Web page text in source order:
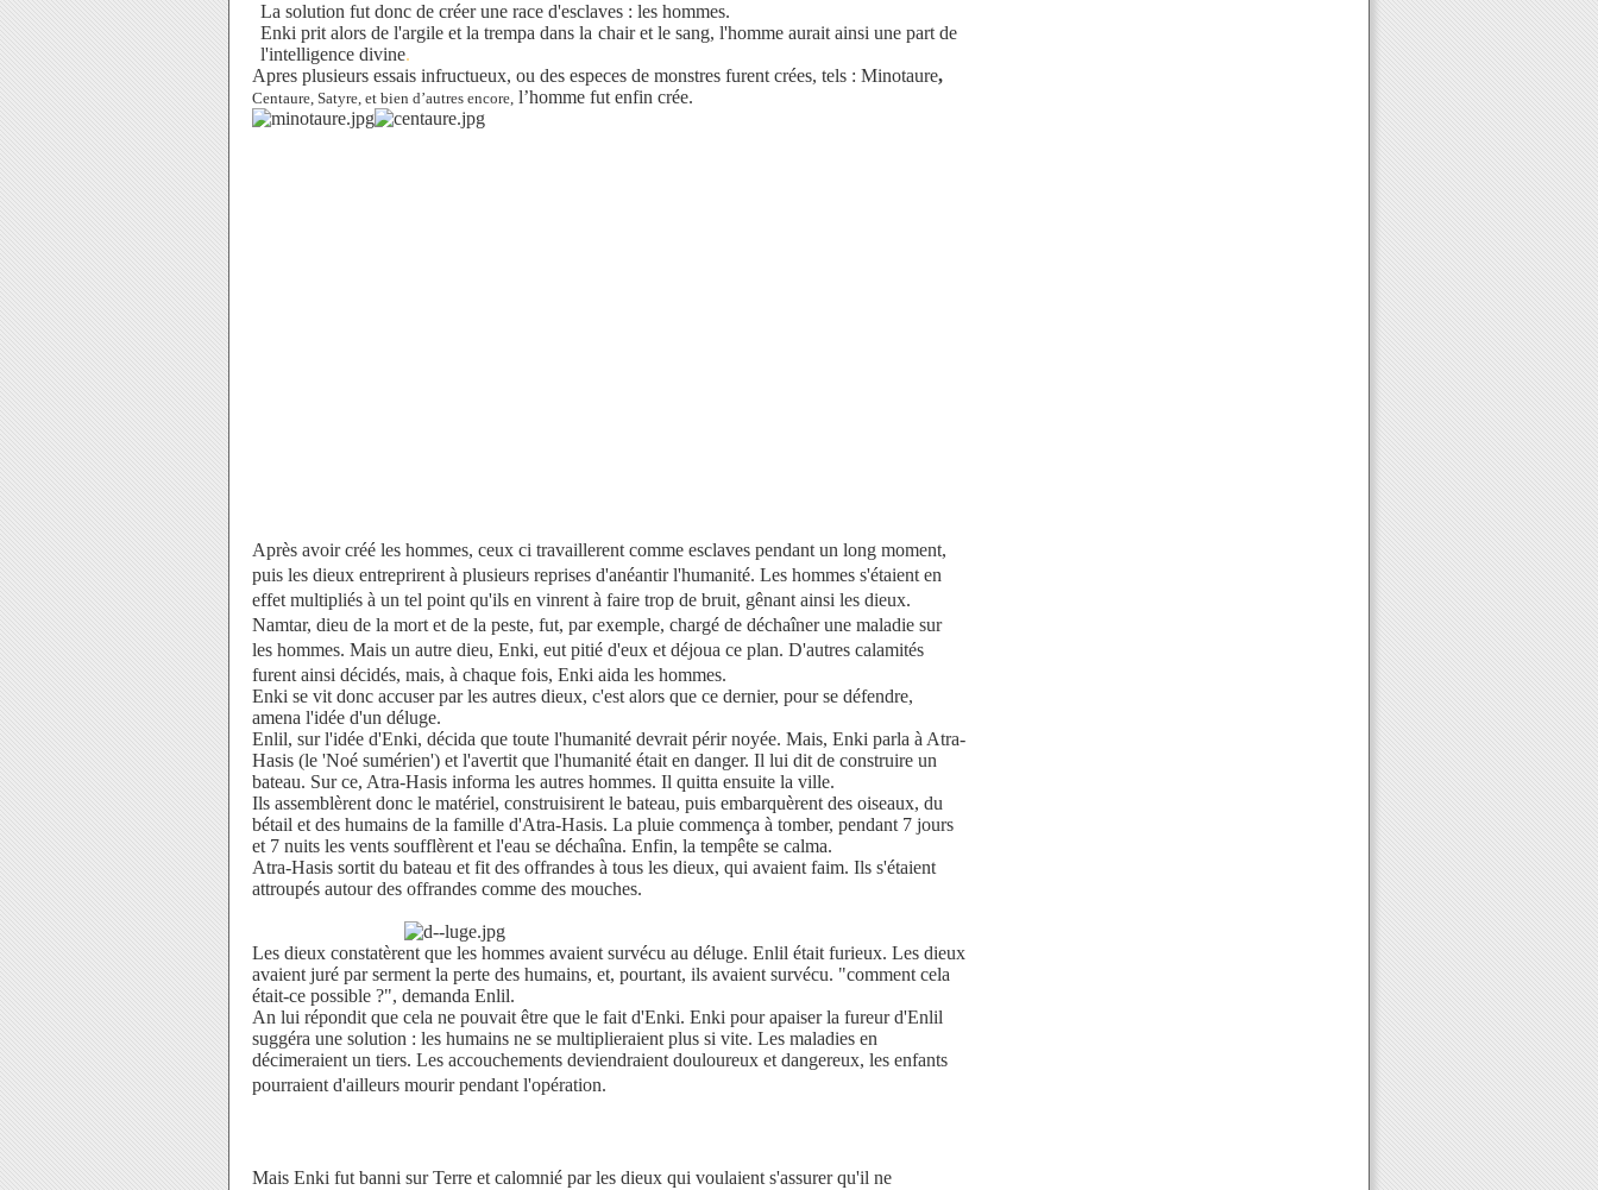
La solution fut donc de créer une race d'esclaves : les hommes.
Enki prit alors de l'argile et la trempa dans la chair et le sang, l'homme aurait ainsi une part de
l'intelligence divine.
Apres plusieurs essais infructueux, ou des especes de monstres furent crées, tels : Minotaure,
Centaure, Satyre, et bien d’autres encore, l’homme fut enfin crée.
Après avoir créé les hommes, ceux ci travaillerent comme esclaves pendant un long moment,
puis les dieux entreprirent à plusieurs reprises d'anéantir l'humanité. Les hommes s'étaient en
effet multipliés à un tel point qu'ils en vinrent à faire trop de bruit, gênant ainsi les dieux.
Namtar, dieu de la mort et de la peste, fut, par exemple, chargé de déchaîner une maladie sur
les hommes. Mais un autre dieu, Enki, eut pitié d'eux et déjoua ce plan. D'autres calamités
furent ainsi décidés, mais, à chaque fois, Enki aida les hommes.
Enki se vit donc accuser par les autres dieux, c'est alors que ce dernier, pour se défendre,
amena l'idée d'un déluge.
Enlil, sur l'idée d'Enki, décida que toute l'humanité devrait périr noyée. Mais, Enki parla à Atra-
Hasis (le 'Noé sumérien') et l'avertit que l'humanité était en danger. Il lui dit de construire un
bateau. Sur ce, Atra-Hasis informa les autres hommes. Il quitta ensuite la ville.
Ils assemblèrent donc le matériel, construisirent le bateau, puis embarquèrent des oiseaux, du
bétail et des humains de la famille d'Atra-Hasis. La pluie commença à tomber, pendant 7 jours
et 7 nuits les vents soufflèrent et l'eau se déchaîna. Enfin, la tempête se calma.
Atra-Hasis sortit du bateau et fit des offrandes à tous les dieux, qui avaient faim. Ils s'étaient
attroupés autour des offrandes comme des mouches.
Les dieux constatèrent que les hommes avaient survécu au déluge. Enlil était furieux. Les dieux
avaient juré par serment la perte des humains, et, pourtant, ils avaient survécu. "comment cela
était-ce possible ?", demanda Enlil.
An lui répondit que cela ne pouvait être que le fait d'Enki. Enki pour apaiser la fureur d'Enlil
suggéra une solution : les humains ne se multiplieraient plus si vite. Les maladies en
décimeraient un tiers. Les accouchements deviendraient douloureux et dangereux, les enfants
pourraient d'ailleurs mourir pendant l'opération.
Mais Enki fut banni sur Terre et calomnié par les dieux qui voulaient s'assurer qu'il ne